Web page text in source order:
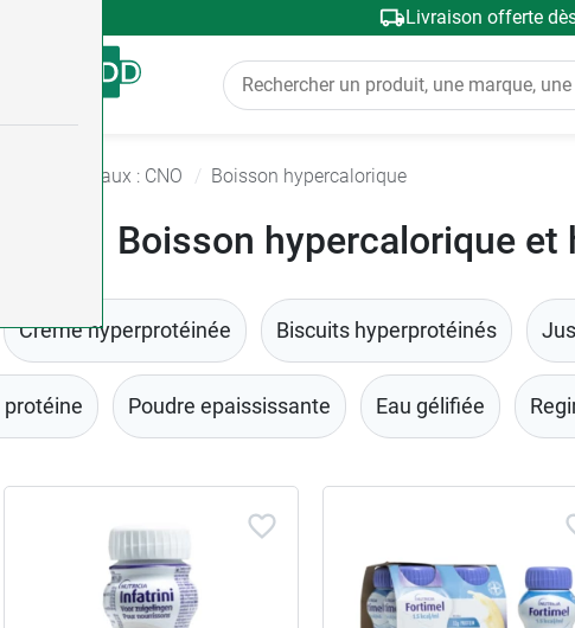
Livraison offerte
oraux : CNO Boisson hypercalorique
Boisson hypercalorique et
Creme hyperprotéinée Biscuits hyperprotéinés
protéine Poudre epaississante Eau gélifiée